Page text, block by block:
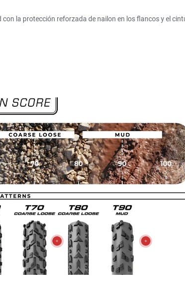
la protección reforzada de nailon en los flancos y el